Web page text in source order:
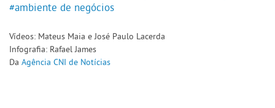
#ambiente de negócios
Vídeos: Mateus Maia e José Paulo Lacerda
Infografia: Rafael James
Da Agência CNI de Notícias